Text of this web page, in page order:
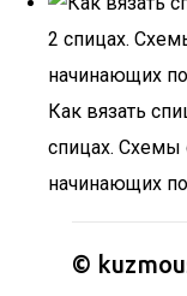
Как вязать
спицах. Схемы
начинающих
©